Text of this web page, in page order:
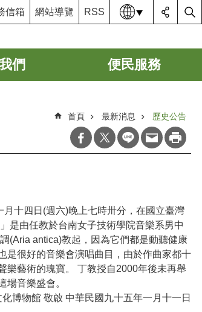
信箱 網站導覽 RSS 語系
們 便民服務
首頁 最新消息 歷史公告
十四日(週六)晚上七時卅分，在國立臺灣
是由任教於台南女子技術學院音樂系男中
(Aria antica)教起，因為它們都是動聽健康
是很好的音樂會演唱曲目，由於作曲家都十
樂藝術的瑰寶。 丁教授自2000年後未再舉
音樂盛會。
博物館 敬啟 中華民國九十五年一月十一日